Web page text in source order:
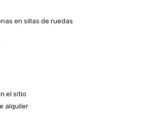
en sillas de ruedas
el sitio
alquiler